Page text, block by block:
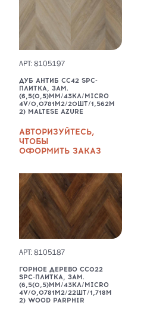
АРТ: 8105197
ДУБ АНТИБ CC42 SPC-
ПЛИТКА, ЗАМ.
(6,5(0,5)ММ/43КЛ/MICRO
4V/0,0781М2/20ШТ/1,562М
2) MALTESE AZURЕ
АВТОРИЗУЙТЕСЬ,
ЧТОБЫ
ОФОРМИТЬ ЗАКАЗ
АРТ: 8105187
ГОРНОЕ ДЕРЕВО CC022
SPC-ПЛИТКА, ЗАМ.
(6,5(0,5)ММ/43КЛ/MICRO
4V/0,0781М2/22ШТ/1,718М
2) WOOD PARPHIR